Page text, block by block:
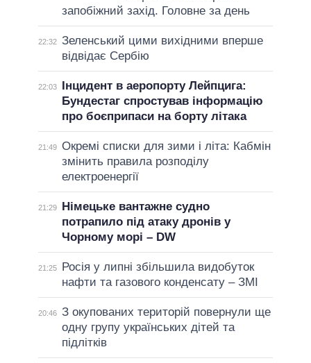
запобіжний захід. Головне за день
22:32 Зеленський цими вихідними вперше
відвідає Сербію
22:03
Інцидент в аеропорту Лейпцига:
Бундестаг спростував інформацію
про боєприпаси на борту літака
21:49 Окремі списки для зими і літа: Кабмін
змінить правила розподілу
електроенергії
21:29
Німецьке вантажне судно
потрапило під атаку дронів у
Чорному морі – DW
21:25
Росія у липні збільшила видобуток
нафти та газового конденсату – ЗМІ
20:46 З окупованих територій повернули ще
одну групу українських дітей та
підлітків